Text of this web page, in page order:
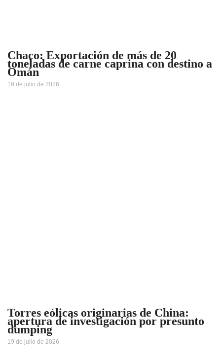
Chaco: Exportación de más de 20
toneladas de carne caprina con destino a
Omán
19 de julio de 2026
Torres eólicas originarias de China:
apertura de investigación por presunto
dumping
19 de julio de 2026